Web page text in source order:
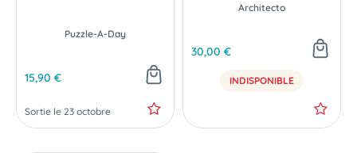
Puzzle-A-Day
15,90 €
Sortie le 23 octobre
Architecto
30,00 €
INDISPONIBLE